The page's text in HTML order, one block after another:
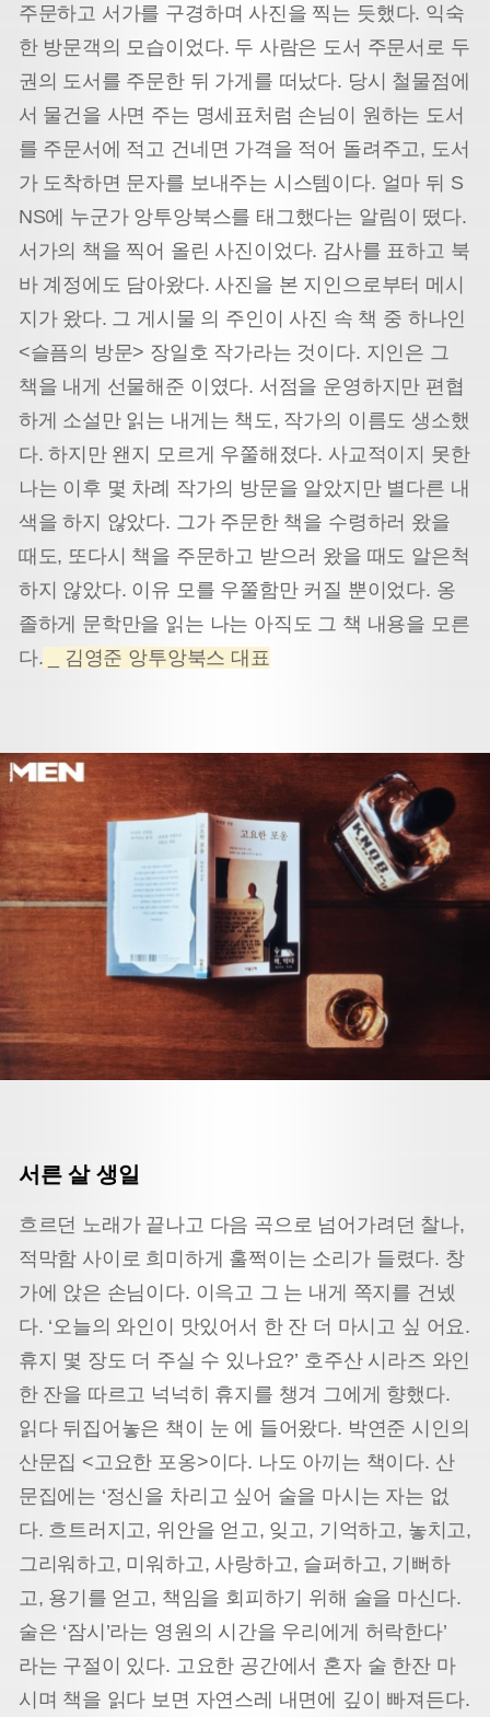
주문하고 서가를 구경하며 사진을 찍는 듯했다. 익숙
한 방문객의 모습이었다. 두 사람은 도서 주문서로 두
권의 도서를 주문한 뒤 가게를 떠났다. 당시 철물점에
서 물건을 사면 주는 명세표처럼 손님이 원하는 도서
를 주문서에 적고 건네면 가격을 적어 돌려주고, 도서
가 도착하면 문자를 보내주는 시스템이다. 얼마 뒤 S
NS에 누군가 앙투앙북스를 태그했다는 알림이 떴다.
서가의 책을 찍어 올린 사진이었다. 감사를 표하고 북
바 계정에도 담아왔다. 사진을 본 지인으로부터 메시
지가 왔다. 그 게시물 의 주인이 사진 속 책 중 하나인
<슬픔의 방문> 장일호 작가라는 것이다. 지인은 그
책을 내게 선물해준 이였다. 서점을 운영하지만 편협
하게 소설만 읽는 내게는 책도, 작가의 이름도 생소했
다. 하지만 왠지 모르게 우쭐해졌다. 사교적이지 못한
나는 이후 몇 차례 작가의 방문을 알았지만 별다른 내
색을 하지 않았다. 그가 주문한 책을 수령하러 왔을
때도, 또다시 책을 주문하고 받으러 왔을 때도 알은척
하지 않았다. 이유 모를 우쭐함만 커질 뿐이었다. 옹
졸하게 문학만을 읽는 나는 아직도 그 책 내용을 모른
다. _ 김영준 앙투앙북스 대표
서른 살 생일
흐르던 노래가 끝나고 다음 곡으로 넘어가려던 찰나,
적막함 사이로 희미하게 훌쩍이는 소리가 들렸다. 창
가에 앉은 손님이다. 이윽고 그 는 내게 쪽지를 건넸
다. ‘오늘의 와인이 맛있어서 한 잔 더 마시고 싶 어요.
휴지 몇 장도 더 주실 수 있나요?’ 호주산 시라즈 와인
한 잔을 따르고 넉넉히 휴지를 챙겨 그에게 향했다.
읽다 뒤집어놓은 책이 눈 에 들어왔다. 박연준 시인의
산문집 <고요한 포옹>이다. 나도 아끼는 책이다. 산
문집에는 ‘정신을 차리고 싶어 술을 마시는 자는 없
다. 흐트러지고, 위안을 얻고, 잊고, 기억하고, 놓치고,
그리워하고, 미워하고, 사랑하고, 슬퍼하고, 기뻐하
고, 용기를 얻고, 책임을 회피하기 위해 술을 마신다.
술은 ‘잠시’라는 영원의 시간을 우리에게 허락한다’
라는 구절이 있다. 고요한 공간에서 혼자 술 한잔 마
시며 책을 읽다 보면 자연스레 내면에 깊이 빠져든다.